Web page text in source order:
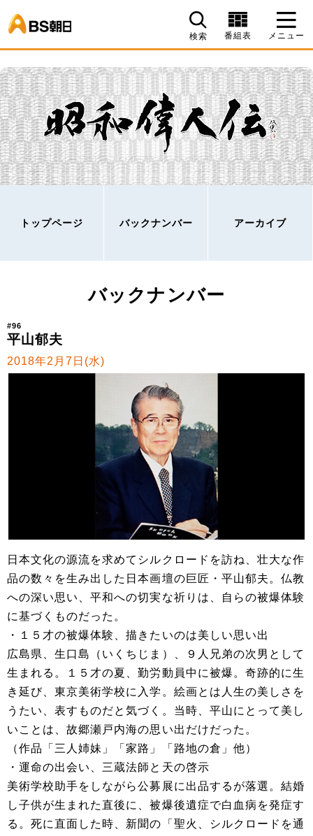
検索 番組表 メニュー
トップページ バックナンバー アーカイブ
バックナンバー
#96
平山郁夫
2018年2月7日(水)
日本文化の源流を求めてシルクロードを訪ね、壮大な作
品の数々を生み出した日本画壇の巨匠・平山郁夫。仏教
への深い思い、平和への切実な祈りは、自らの被爆体験
に基づくものだった。
・１５才の被爆体験、描きたいのは美しい思い出
広島県、生口島（いくちじま）、９人兄弟の次男として
生まれる。１５才の夏、勤労動員中に被爆。奇跡的に生
き延び、東京美術学校に入学。絵画とは人生の美しさを
うたい、表すものだと気づく。当時、平山にとって美し
いことは、故郷瀬戸内海の思い出だけだった。
（作品「三人姉妹」「家路」「路地の倉」他）
・運命の出会い、三蔵法師と天の啓示
美術学校助手をしながら公募展に出品するが落選。結婚
し子供が生まれた直後に、被爆後遺症で白血病を発症す
る。死に直面した時、新聞の「聖火、シルクロードを通